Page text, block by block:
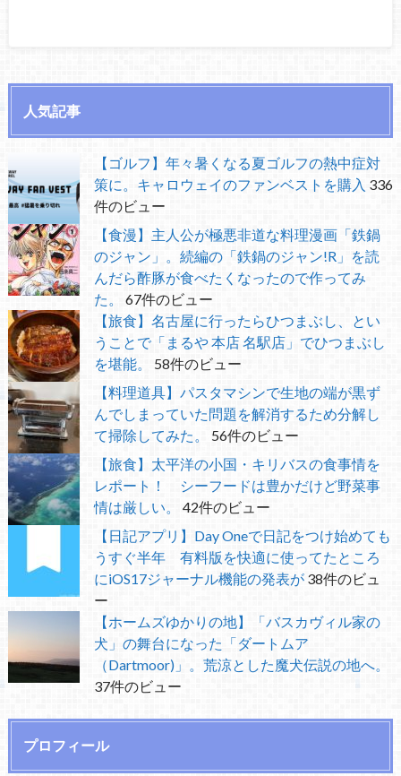
人気記事
【ゴルフ】年々暑くなる夏ゴルフの熱中症対
策に。キャロウェイのファンベストを購入 336
件のビュー
【食漫】主人公が極悪非道な料理漫画「鉄鍋
のジャン」。続編の「鉄鍋のジャン!R」を読
んだら酢豚が食べたくなったので作ってみ
た。
67件のビュー
【旅食】名古屋に行ったらひつまぶし、とい
うことで「まるや 本店 名駅店」でひつまぶし
を堪能。
58件のビュー
【料理道具】パスタマシンで生地の端が黒ず
んでしまっていた問題を解消するため分解し
て掃除してみた。
56件のビュー
【旅食】太平洋の小国・キリバスの食事情を
レポート！ シーフードは豊かだけど野菜事
情は厳しい。
42件のビュー
【日記アプリ】Day Oneで日記をつけ始めても
うすぐ半年 有料版を快適に使ってたところ
にiOS17ジャーナル機能の発表が 38件のビュ
ー
【ホームズゆかりの地】「バスカヴィル家の
犬」の舞台になった「ダートムア
（Dartmoor)」。荒涼とした魔犬伝説の地へ。
37件のビュー
プロフィール